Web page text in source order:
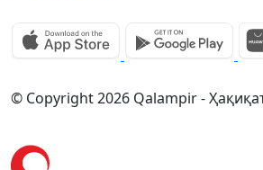
© Copyright 2026 Qalampir -